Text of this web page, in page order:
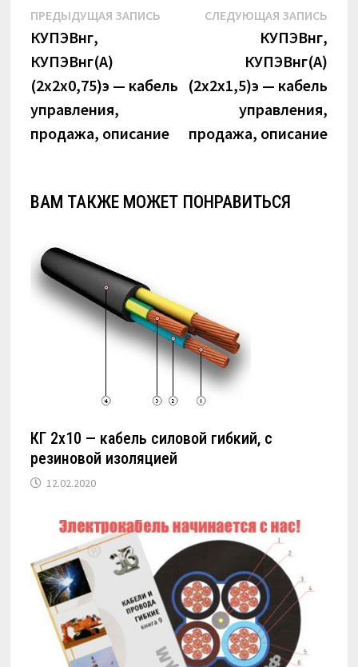
Навигация
по
записям
ПРЕДЫДУЩАЯ ЗАПИСЬ Предыдущая
КУПЭВнг,
КУПЭВнг(А)
(2х2х0,75)э — кабель
управления,
продажа, описание
СЛЕДУЮЩАЯ ЗАПИСЬ
КУПЭВнг,
КУПЭВнг(А)
(2х2х1,5)э — кабель
управления,
продажа, описание
ВАМ ТАКЖЕ МОЖЕТ ПОНРАВИТЬСЯ
КГ 2х10 — кабель силовой гибкий, с
резиновой изоляцией
12.02.2020